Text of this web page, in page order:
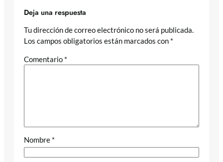
Deja una respuesta
Tu dirección de correo electrónico no será publicada.
Los campos obligatorios están marcados con *
Comentario *
Nombre *